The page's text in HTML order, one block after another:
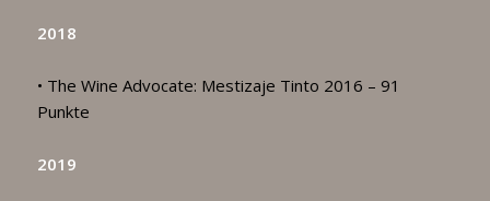
2018
• The Wine Advocate: Mestizaje Tinto 2016 – 91
Punkte
2019